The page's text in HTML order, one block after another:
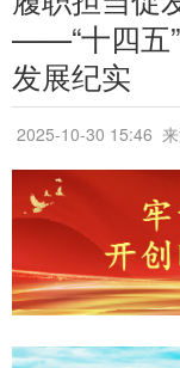
——“十四五
发展纪实
2025-10-30 15:46